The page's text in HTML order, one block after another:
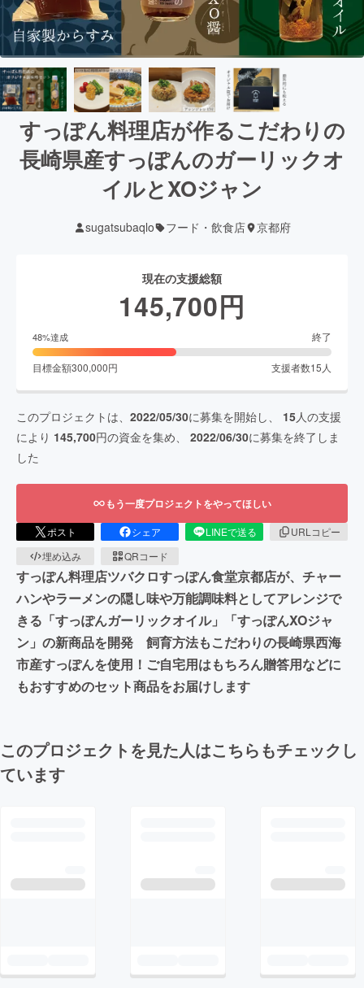
すっぽん料理店が作るこだわりの
長崎県産すっぽんのガーリックオ
イルとXOジャン
sugatsubaqlo フード・飲食店 京都府
現在の支援総額
145,700円
48%達成 終了
目標金額300,000円 支援者数15 人
このプロジェクトは、 2022/05/30に募集を開始し、 15人の支援
により 145,700円の資金を集め、 2022/06/30に募集を終了しま
した
もう一度プロジェクトをやってほしい
ポスト シェア LINEで送る
URLコピー
埋め込み
QRコード
すっぽん料理店ツバクロすっぽん食堂京都店が、チャー
ハンやラーメンの隠し味や万能調味料としてアレンジで
きる「すっぽんガーリックオイル」「すっぽんXOジャ
ン」の新商品を開発 飼育方法もこだわりの長崎県西海
市産すっぽんを使用！ご自宅用はもちろん贈答用などに
もおすすめのセット商品をお届けします
このプロジェクトを見た人はこちらもチェックし
ています